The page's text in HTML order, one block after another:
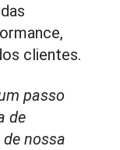
clientes.
passo
de
nossa